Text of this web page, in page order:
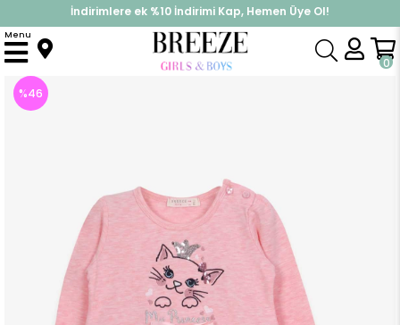
%30 Sepette Yaz İndirimi, Hemen Al!
İndirimlere ek %10 İndirimi Kap, Hemen Üye Ol!
0
Menu
Anasayfa Elbise Modelleri Uzun Kol Elbise
%46